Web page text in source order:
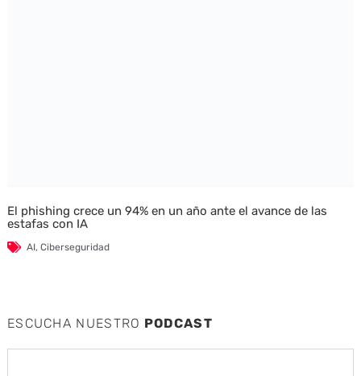
El phishing crece un 94% en un año ante el avance de las
estafas con IA
AI, Ciberseguridad
ESCUCHA NUESTRO PODCAST